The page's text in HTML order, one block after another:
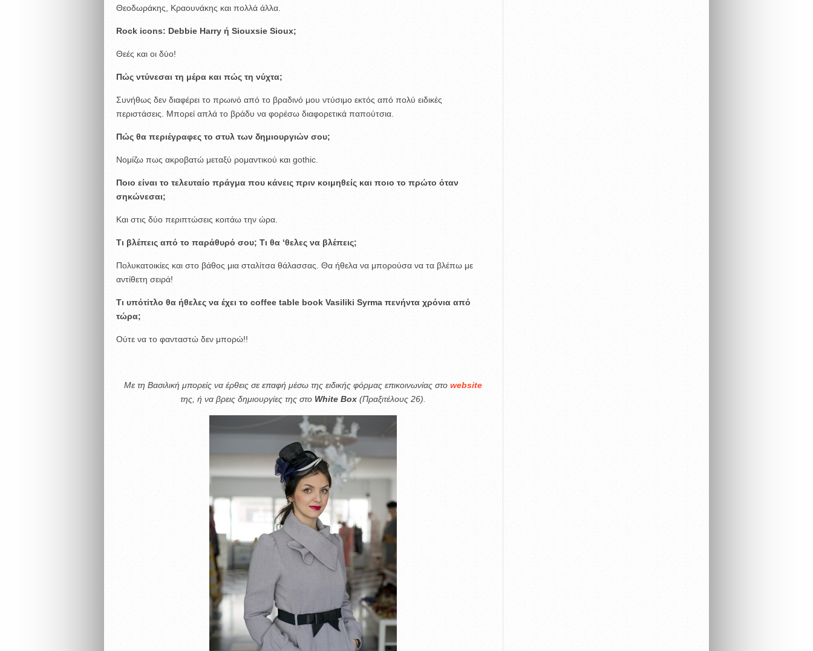
Θεοδωράκης, Κραουνάκης και πολλά άλλα.
Rock icons: Debbie Harry ή Siouxsie Sioux;
Θεές και οι δύο!
Πώς ντύνεσαι τη μέρα και πώς τη νύχτα;
Συνήθως δεν διαφέρει το πρωινό από το βραδινό μου ντύσιμο εκτός από πολύ ειδικές
περιστάσεις. Μπορεί απλά το βράδυ να φορέσω διαφορετικά παπούτσια.
Πώς θα περιέγραφες το στυλ των δημιουργιών σου;
Νομίζω πως ακροβατώ μεταξύ ρομαντικού και gothic.
Ποιο είναι το τελευταίο πράγμα που κάνεις πριν κοιμηθείς και ποιο το πρώτο όταν
σηκώνεσαι;
Και στις δύο περιπτώσεις κοιτάω την ώρα.
Τι βλέπεις από το παράθυρό σου; Τι θα ‘θελες να βλέπεις;
Πολυκατοικίες και στο βάθος μια σταλίτσα θάλασσας. Θα ήθελα να μπορούσα να τα βλέπω με
αντίθετη σειρά!
Τι υπότiτλο θα ήθελες να έχει το coffee table book Vasiliki Syrma πενήντα χρόνια από
τώρα;
Ούτε να το φανταστώ δεν μπορώ!!
Με τη Βασιλική μπορείς να έρθεις σε επαφή μέσω της ειδικής φόρμας επικοινωνίας στοwebsite
της, ή να βρεις δημιουργίες της στο White Box (Πραξιτέλους 26).